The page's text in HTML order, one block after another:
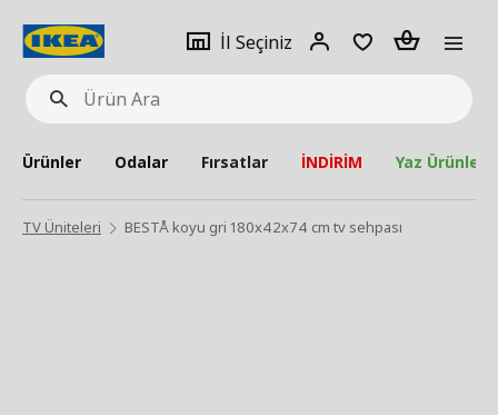
Ürün
Ara
İl Seçiniz
Giriş
Adet
Ürünler Odalar Fırsatlar İNDİRİM Yaz Ürünleri
TV Üniteleri BESTÅ koyu gri 180x42x74 cm tv sehpası